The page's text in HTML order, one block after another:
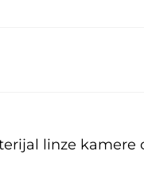
linze kamere